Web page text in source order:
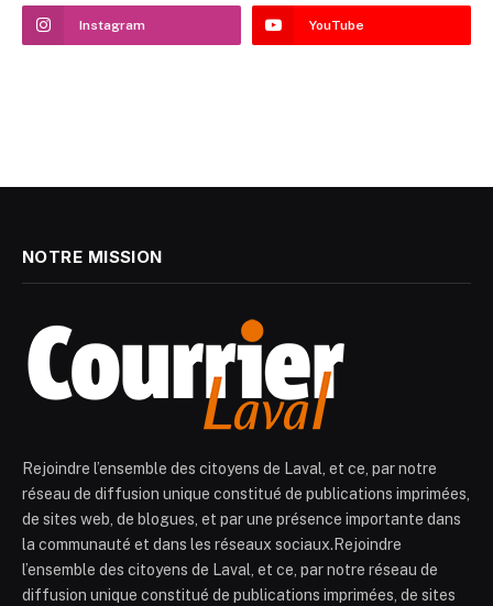
Instagram YouTube
NOTRE MISSION
Rejoindre l’ensemble des citoyens de Laval, et ce, par notre
réseau de diffusion unique constitué de publications imprimées,
de sites web, de blogues, et par une présence importante dans
la communauté et dans les réseaux sociaux.Rejoindre
l’ensemble des citoyens de Laval, et ce, par notre réseau de
diffusion unique constitué de publications imprimées, de sites